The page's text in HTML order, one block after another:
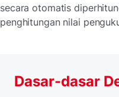
secara otomatis
penghitungan nilai
Dasar-dasar